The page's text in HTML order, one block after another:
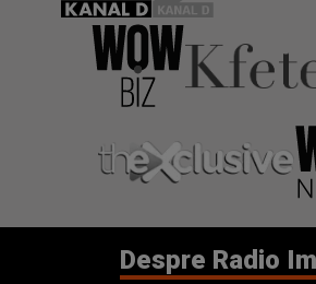
Despre Radio